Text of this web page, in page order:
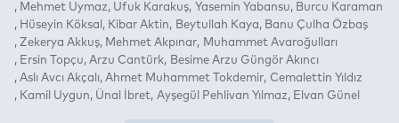
Mehmet Uymaz
Ufuk Karakuş Yasemin Yabansu
Burcu Karaman
Hüseyin Köksal
Kibar Aktin Beytullah Kaya
Banu Çulha Özbaş
Zekerya Akkuş
Mehmet Akpınar
Muhammet Avaroğulları
Ersin Topçu Arzu Cantürk
Besime Arzu Güngör Akıncı
Aslı Avcı Akçalı Ahmet Muhammet Tokdemir
Cemalettin Yıldız
Kamil Uygun
Ünal İbret Ayşegül Pehlivan Yılmaz Elvan Günel